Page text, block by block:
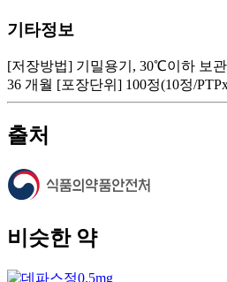
기타정보
[저장방법] 기밀용기, 30℃이하 보
36 개월 [포장단위] 100정(10정/
출처
비슷한 약